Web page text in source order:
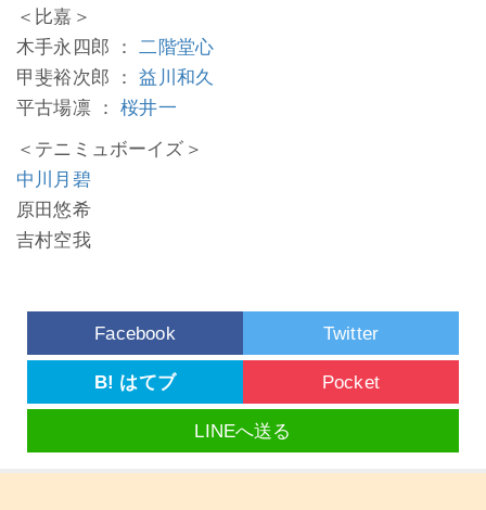
＜比嘉＞
木手永四郎 ：二階堂心
甲斐裕次郎 ：益川和久
平古場凛 ：桜井一
＜テニミュボーイズ＞
中川月碧
原田悠希
吉村空我
Facebook Twitter
B! はてブ Pocket
LINEへ送る